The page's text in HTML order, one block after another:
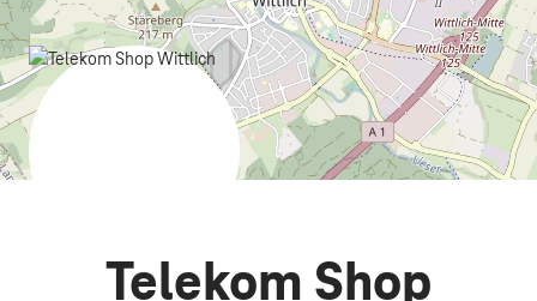
Telekom Shop